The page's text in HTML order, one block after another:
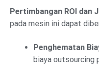
Pertimbangan ROI dan
pada mesin ini dapat
Penghematan
biaya outsourcing